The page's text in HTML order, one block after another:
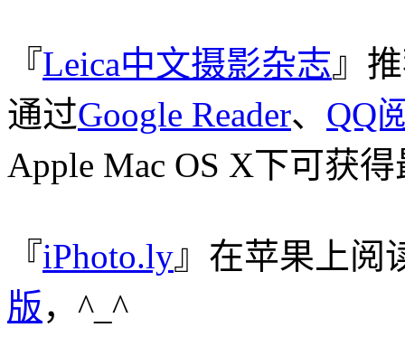
『Leica中文摄影杂志』
通过Google Reader、 QQ
Apple Mac OS X下可获
『iPhoto.ly』在苹果上阅
版，^_^